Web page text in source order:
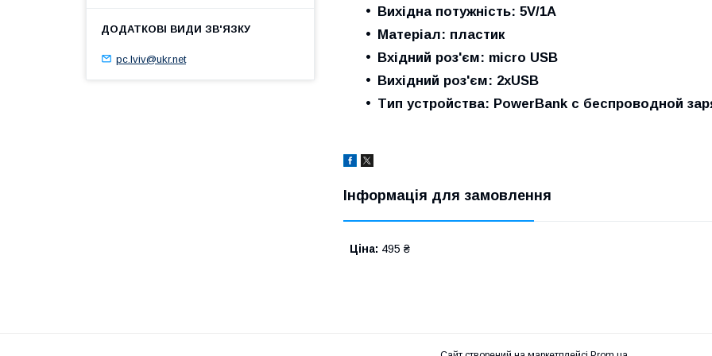
Вихідна потужність: 5V/1A
Матеріал: пластик
Вхідний роз'єм: micro USB
Вихідний роз'єм: 2хUSB
Tип ycтpoйcтвa: РоwеrВаnk c бecпpoвoднoй
Інформація для замовлення
Ціна: 495 ₴
pc.lviv@ukr.net